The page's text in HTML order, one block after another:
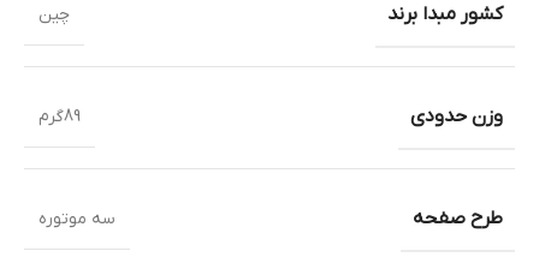
کشور مبدا برند چین
وزن حدودی 89گرم
طرح صفحه سه موتوره